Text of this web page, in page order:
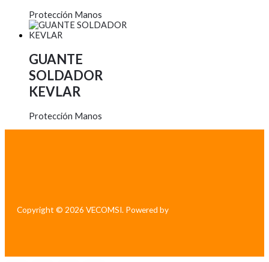
Protección Manos
GUANTE
SOLDADOR
KEVLAR
Protección Manos
Copyright © 2026 VECOMSI. Powered by